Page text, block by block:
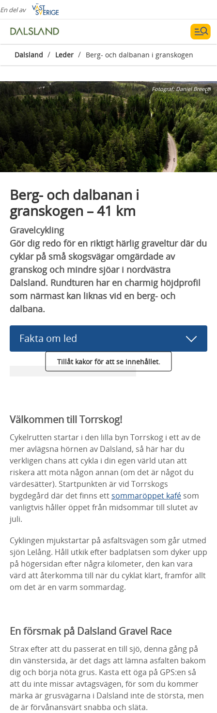
En del av
Dalsland / Leder / Berg- och dalbanan i granskogen
Fotograf:Daniel Breece
Berg- och dalbanan i
granskogen – 41 km
Gravelcykling
Gör dig redo för en riktigt härlig graveltur där du
cyklar på små skogsvägar omgärdade av
granskog och mindre sjöar i nordvästra
Dalsland. Rundturen har en charmig höjdprofil
som närmast kan liknas vid en berg- och
dalbana.
Fakta om led
Tillåt kakor för att se innehållet.
Välkommen till Torrskog!
Cykelrutten startar i den lilla byn Torrskog i ett av de
mer avlägsna hörnen av Dalsland, så här har du
verkligen chans att cykla i din egen värld utan att
riskera att möta någon annan (om det är något du
värdesätter). Startpunkten är vid Torrskogs
bygdegård där det finns ett sommaröppet kafé som
vanligtvis håller öppet från midsommar till slutet av
juli.
Cyklingen mjukstartar på asfaltsvägen som går utmed
sjön Lelång. Håll utkik efter badplatsen som dyker upp
på högersidan efter några kilometer, den kan vara
värd att återkomma till när du cyklat klart, framför allt
om det är en varm sommardag.
En försmak på Dalsland Gravel Race
Strax efter att du passerat en till sjö, denna gång på
din vänstersida, är det dags att lämna asfalten bakom
dig och börja nöta grus. Kasta ett öga på GPS:en så
att du inte missar avtagsvägen, för som du kommer
märka är grusvägarna i Dalsland inte de största, men
de är förvånansvärt snabba och släta.